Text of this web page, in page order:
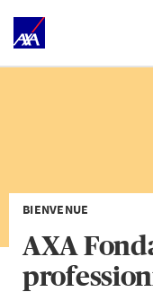
BIENVENUE
AXA